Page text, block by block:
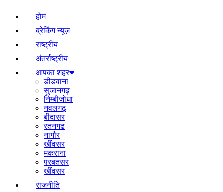
होम
ब्रेकिंग न्यूज़
राष्ट्रीय
अंतर्राष्ट्रीय
आपका शहर
डीडवाना
सुजानगढ़
निम्बीजोधा
नवलगढ़
बीदासर
रतनगढ
नागौर
खींवसर
मकराना
परबतसर
खींवसर
राजनीति